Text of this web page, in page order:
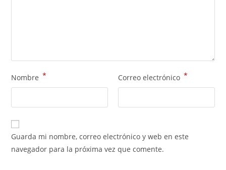
Nombre * Correo electrónico *
Guarda mi nombre, correo electrónico y web en este
navegador para la próxima vez que comente.